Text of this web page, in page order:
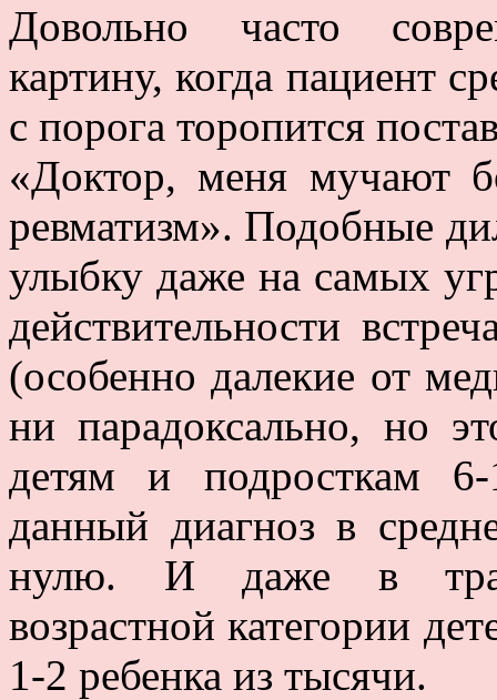
Довольно часто
картину, когда пациент
с порога торопится
«Доктор, меня мучают
ревматизм». Подобные
улыбку даже на самых
действительности
(особенно далекие от
ни парадоксально, но
детям и подросткам
данный диагноз в
нулю. И даже в
возрастной категории
1-2 ребенка из тысячи.